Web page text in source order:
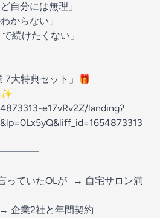
自分には無理」
からない」
続けたくない」
7大特典セット」🎁
✨
e17vRv2Z/landing?
っていたOLが → 自宅サロン満
企業2社と年間契約